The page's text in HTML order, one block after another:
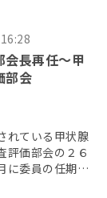
長再任〜甲
部会
れている甲状腺
評価部会の２６
に委員の任期を
鈴木元保内 […]